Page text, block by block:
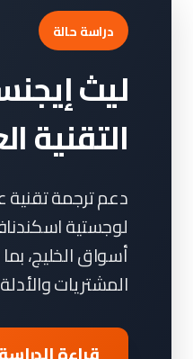
دراسة حالة
ليث
التقنية
دعم ترجمة تقنية
لوجستية
أسواق الخليج،
المشتريات